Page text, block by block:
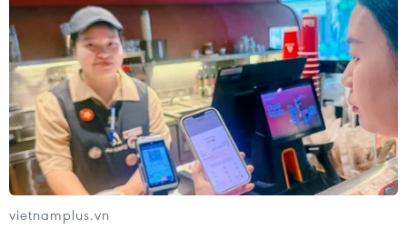
Động đất mạnh làm rung chuyển
miền Nam Philippines
05/08/2026 05:29
Thời tiết miền Bắc sẽ ảnh
hưởng ra sao khi bão số 3 Kujira đi
vietnamplus.vn